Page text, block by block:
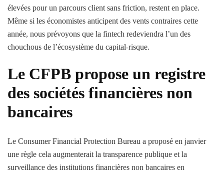
élevées pour un parcours client sans friction, restent en place.
Même si les économistes anticipent des vents contraires cette
année, nous prévoyons que la fintech redeviendra l’un des
chouchous de l’écosystème du capital-risque.
Le CFPB propose un registre
des sociétés financières non
bancaires
Le Consumer Financial Protection Bureau a proposé en janvier
une règle cela augmenterait la transparence publique et la
surveillance des institutions financières non bancaires en